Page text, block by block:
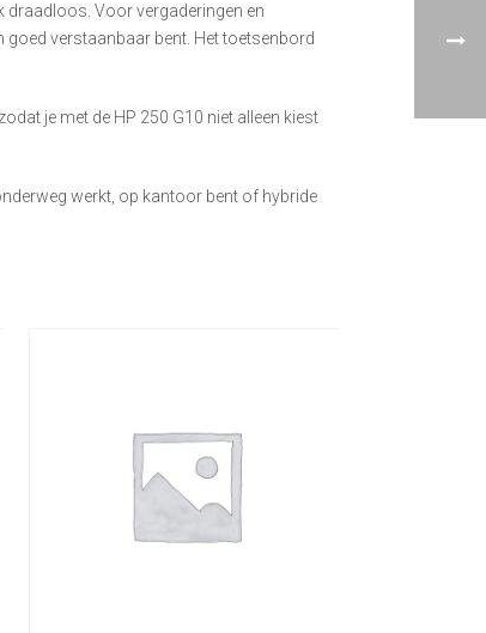
draadloos. Voor vergaderingen en
verstaanbaar bent. Het toetsenbord
je met de HP 250 G10 niet alleen kiest
werkt, op kantoor bent of hybride